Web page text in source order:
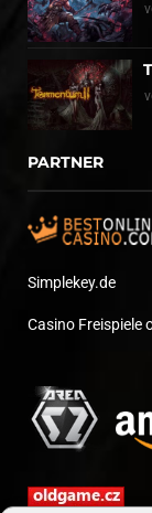
PARTNER
Simplekey.de
Casino Freispiele